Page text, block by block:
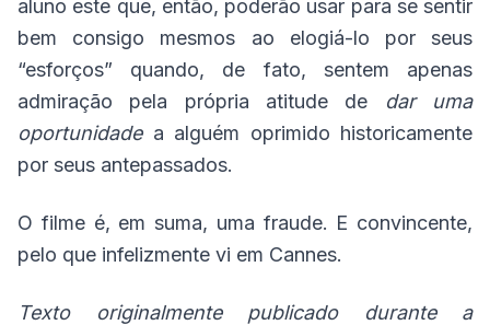
aluno este que, então, poderão usar para se sentir
bem consigo mesmos ao elogiá-lo por seus
“esforços” quando, de fato, sentem apenas
admiração pela própria atitude de
dar
uma
oportunidade a alguém oprimido historicamente
por seus antepassados.
O filme é, em suma, uma fraude. E convincente,
pelo que infelizmente vi em Cannes.
Texto originalmente publicado durante a